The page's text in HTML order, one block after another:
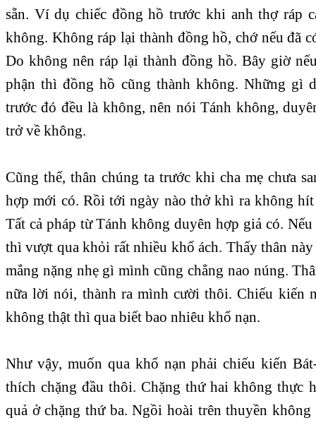
sẵn. Ví dụ chiếc đồng hồ trước khi anh thợ ráp
không. Không ráp lại thành đồng hồ, chớ nếu đã
Do không nên ráp lại thành đồng hồ. Bây giờ
phận thì đồng hồ cũng thành không. Những gì
trước đó đều là không, nên nói Tánh không,
trở về không.
Cũng thế, thân chúng ta trước khi cha mẹ chưa
hợp mới có. Rồi tới ngày nào thở khì ra không
Tất cả pháp từ Tánh không duyên hợp giả có.
thì vượt qua khỏi rất nhiều khổ ách. Thấy thân
mắng nặng nhẹ gì mình cũng chẳng nao núng.
nữa lời nói, thành ra mình cười thôi. Chiếu kiến
không thật thì qua biết bao nhiêu khổ nạn.
Như vậy, muốn qua khổ nạn phải chiếu kiến
thích chặng đầu thôi. Chặng thứ hai không thực
quả ở chặng thứ ba. Ngồi hoài trên thuyền